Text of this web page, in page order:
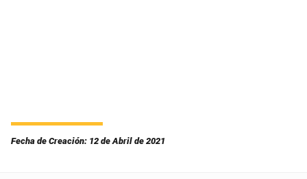
Fecha de Creación: 12 de Abril de 2021